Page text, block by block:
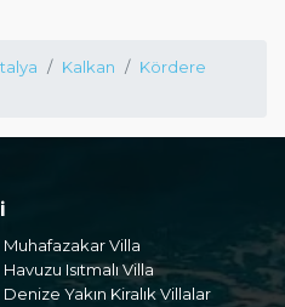
Kalkan
Kördere
Muhafazakar Villa
Havuzu Isıtmalı Villa
Denize Yakın Kiralık Villalar